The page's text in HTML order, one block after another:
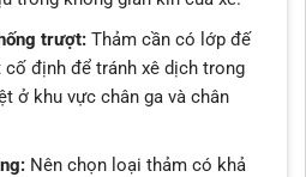
trượt:Thảm cần có lớp đế
định để tránh xê dịch trong
ở khu vực chân ga và chân
Nên chọn loại thảm có khả